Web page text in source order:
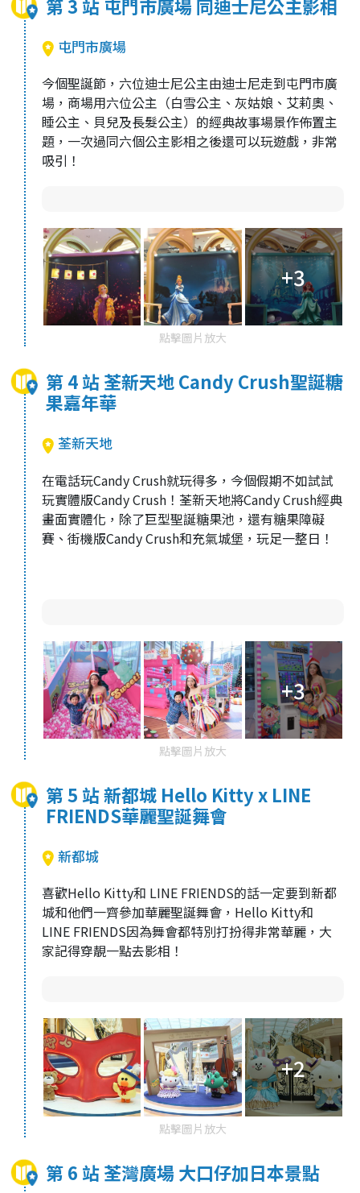
第 3 站 屯門市廣場 同迪士尼公主影相
屯門市廣場
今個聖誕節，六位迪士尼公主由迪士尼走到屯門市廣
場，商場用六位公主（白雪公主、灰姑娘、艾莉奧、
睡公主、貝兒及長髮公主）的經典故事場景作佈置主
題，一次過同六個公主影相之後還可以玩遊戲，非常
吸引！
+3
點擊圖片放大
第 4 站 荃新天地 Candy Crush聖誕糖
果嘉年華
荃新天地
在電話玩Candy Crush就玩得多，今個假期不如試試
玩實體版Candy Crush！荃新天地將Candy Crush經典
畫面實體化，除了巨型聖誕糖果池，還有糖果障礙
賽、街機版Candy Crush和充氣城堡，玩足一整日！
+3
點擊圖片放大
第 5 站 新都城 Hello Kitty x LINE
FRIENDS華麗聖誕舞會
新都城
喜歡Hello Kitty和 LINE FRIENDS的話一定要到新都
城和他們一齊參加華麗聖誕舞會，Hello Kitty和
LINE FRIENDS因為舞會都特別打扮得非常華麗，大
家記得穿靚一點去影相！
+2
點擊圖片放大
第 6 站 荃灣廣場 大口仔加日本景點